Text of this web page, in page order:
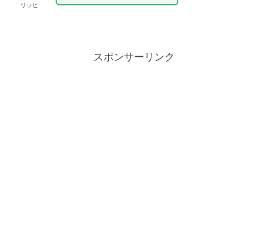
リッヒ
スポンサーリンク